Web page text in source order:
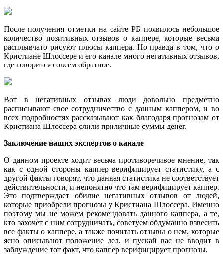
После получения отметки на сайте РБ появилось небольшое
количество позитивных отзывов о каппере, которые весьма
расплывчато рисуют плюсы каппера. Но правда в том, что о
Кристиане Шлоссере и его канале много негативных отзывов,
где говорится совсем обратное.
Вот в негативных отзывах люди довольно предметно
расписывают свое сотрудничество с данным каппером, и во
всех подробностях рассказывают как благодаря прогнозам от
Кристиана Шлоссера слили приличные суммы денег.
Заключение наших экспертов о канале
О данном проекте ходит весьма противоречивое мнение, так
как с одной стороны каппер верифицирует статистику, а с
другой факты говорят, что данная статистика не соответствует
действительности, и непонятно что там верифицирует каппер.
Это подтверждает обилие негативных отзывов от людей,
которые приобрели прогнозы у Кристиана Шлоссера. Именно
поэтому мы не можем рекомендовать данного каппера, а те,
кто захочет с ним сотрудничать, советуем обдуманно взвесить
все факты о каппере, а также почитать отзывы о нем, которые
ясно описывают положение дел, и пускай вас не вводит в
заблуждение тот факт, что каппер верифицирует прогнозы.